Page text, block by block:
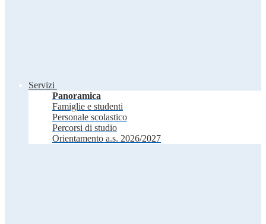
Servizi
Panoramica
Famiglie e studenti
Personale scolastico
Percorsi di studio
Orientamento a.s. 2026/2027